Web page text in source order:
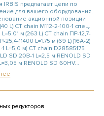
предлагает цепи по
для вашего оборудования.
акционной позиции
L) CT chain М112-2-100-1 спец.
м (263 L) CT chain ПР-12,7-
25,4-11400 L=1.75 м (69 L) (16A-2)
L=5,0 м) CT chain D28585175
SD 20B-1 L=2,5 м RENOLD SD
м RENOLD SD 60HV...
редукторов